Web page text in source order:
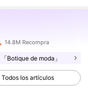
14.8M Recompra
「Botique de moda」
Todos los artículos